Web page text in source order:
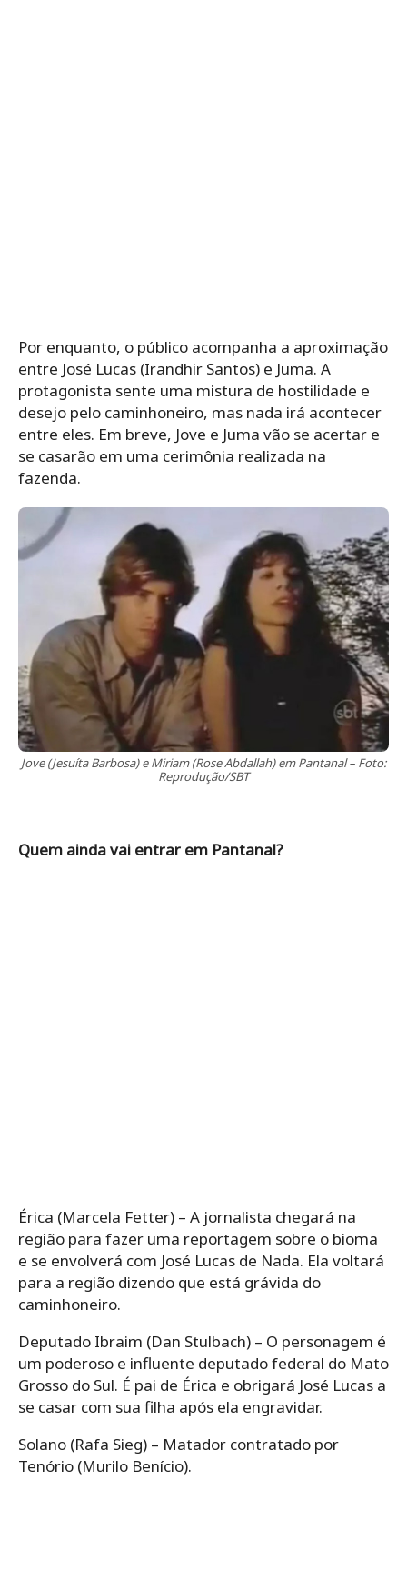
Por enquanto, o público acompanha a aproximação
entre José Lucas (Irandhir Santos) e Juma. A
protagonista sente uma mistura de hostilidade e
desejo pelo caminhoneiro, mas nada irá acontecer
entre eles. Em breve, Jove e Juma vão se acertar e
se casarão em uma cerimônia realizada na
fazenda.
Jove (Jesuíta Barbosa) e Miriam (Rose Abdallah) em Pantanal – Foto:
Reprodução/SBT
Quem ainda vai entrar em Pantanal?
Érica (Marcela Fetter) – A jornalista chegará na
região para fazer uma reportagem sobre o bioma
e se envolverá com José Lucas de Nada. Ela voltará
para a região dizendo que está grávida do
caminhoneiro.
Deputado Ibraim (Dan Stulbach) – O personagem é
um poderoso e influente deputado federal do Mato
Grosso do Sul. É pai de Érica e obrigará José Lucas a
se casar com sua filha após ela engravidar.
Solano (Rafa Sieg) – Matador contratado por
Tenório (Murilo Benício).